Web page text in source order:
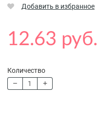
Добавить в избранное
12.63 руб.
Количество